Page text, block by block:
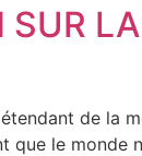
SUR
de la
que le monde